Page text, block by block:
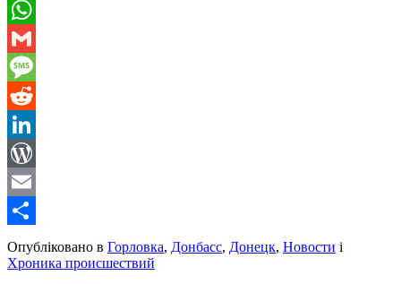
Telegram
WhatsApp
Gmail
Message
Reddit
LinkedIn
WordPress
Email
Share
Опубліковано в Горловка, Донбасс, Донецк, Новости і
Хроника происшествий